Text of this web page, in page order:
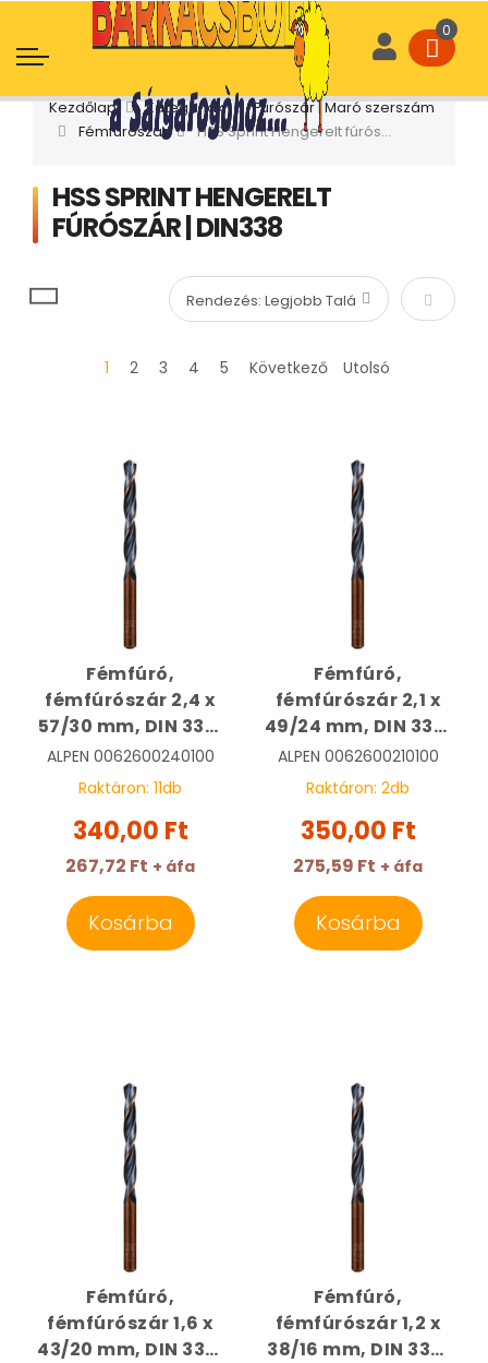
Kezdőlap Kategóriák
Fúrószár | Maró szerszám
Fémfúrószár
HSS Sprint Hengerelt fúrószár | DIN338
HSS SPRINT HENGERELT
FÚRÓSZÁR | DIN338
1 2 3 4 5 Következő Utolsó
Fémfúró,
fémfúrószár 2,4 x
57/30 mm, DIN 338,
HSS, Sprint Master |
ALPEN
ALPEN 0062600240100
Raktáron: 11db
340,00 Ft
267,72 Ft + áfa
Kosárba
Fémfúró,
fémfúrószár 2,1 x
49/24 mm, DIN 338,
HSS, Sprint Master |
ALPEN
ALPEN 0062600210100
Raktáron: 2db
350,00 Ft
275,59 Ft + áfa
Kosárba
Fémfúró,
fémfúrószár 1,6 x
43/20 mm, DIN 338,
Fémfúró,
fémfúrószár 1,2 x
38/16 mm, DIN 338,